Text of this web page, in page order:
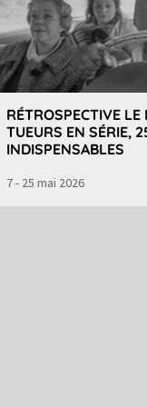
RÉTROSPECTIVE LE
TUEURS EN SÉRIE,
INDISPENSABLES
7 - 25 mai 2026